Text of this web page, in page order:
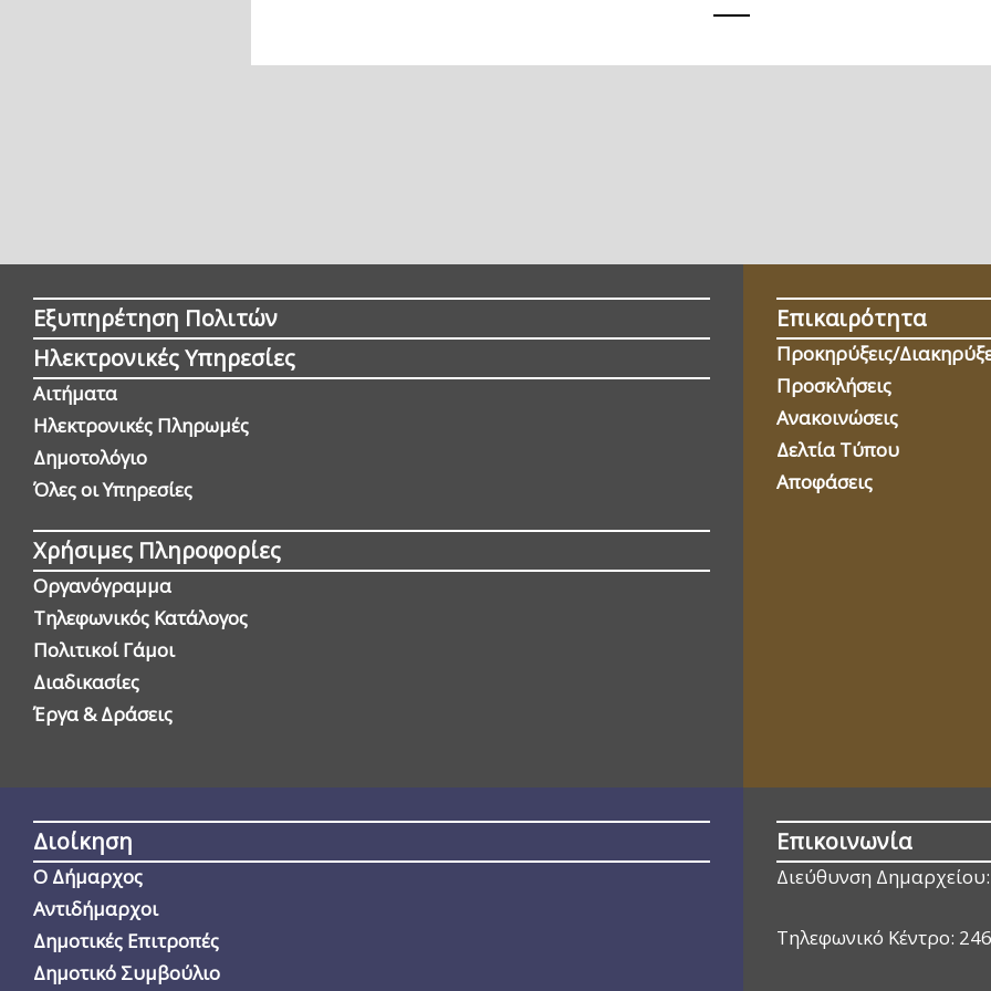
Εξυπηρέτηση Πολιτών
Ηλεκτρονικές Υπηρεσίες
Αιτήματα
Ηλεκτρονικές Πληρωμές
Δημοτολόγιο
Όλες οι Yπηρεσίες
Χρήσιμες Πληροφορίες
Οργανόγραμμα
Τηλεφωνικός Κατάλογος
Πολιτικοί Γάμοι
Διαδικασίες
Έργα & Δράσεις
Επικαιρότητα
Προκηρύξεις/
Προσκλήσεις
Ανακοινώσεις
Δελτία Τύπου
Αποφάσεις
Διοίκηση
Ο Δήμαρχος
Αντιδήμαρχοι
Δημοτικές Επιτροπές
Δημοτικό Συμβούλιο
Επικοινωνία
Διεύθυνση Δημαρχείου:
Τηλεφωνικό Κέντρο: